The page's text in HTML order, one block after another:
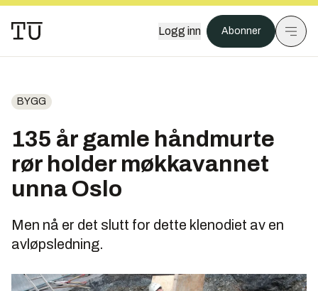
Logg inn Abonner
BYGG
135 år gamle håndmurte
rør holder møkkavannet
unna Oslo
Men nå er det slutt for dette klenodiet av en
avløpsledning.